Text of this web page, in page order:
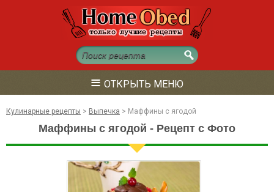
≡ ОТКРЫТЬ МЕНЮ
Кулинарные рецепты > Выпечка > Маффины с ягодой
Маффины с ягодой - Рецепт с Фото